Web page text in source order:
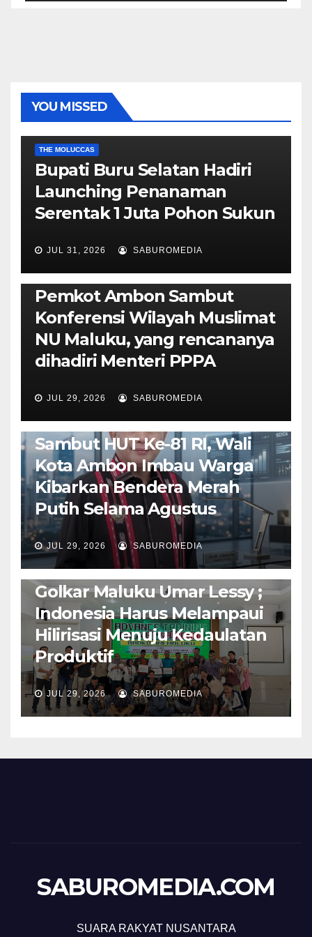
YOU MISSED
THE MOLUCCAS
Bupati Buru Selatan Hadiri
Launching Penanaman
Serentak 1 Juta Pohon Sukun
JUL 31, 2026 SABUROMEDIA
AMBON METRO JURNALISME AKTIVIS
POLITIK & PEMERINTAHAN
Pemkot Ambon Sambut
Konferensi Wilayah Muslimat
NU Maluku, yang rencananya
dihadiri Menteri PPPA
JUL 29, 2026 SABUROMEDIA
AMBON METRO POLITIK & PEMERINTAHAN
Sambut HUT Ke-81 RI, Wali
Kota Ambon Imbau Warga
Kibarkan Bendera Merah
Putih Selama Agustus
JUL 29, 2026 SABUROMEDIA
AMBON METRO JURNALISME AKTIVIS
PENDIDIKAN & OLAHRAGA THE MOLUCCAS
Isi Materi LK-III HMI, Ketua
Golkar Maluku Umar Lessy ;
Indonesia Harus Melampaui
Hilirisasi Menuju Kedaulatan
Produktif
JUL 29, 2026 SABUROMEDIA
SABUROMEDIA.COM
SUARA RAKYAT NUSANTARA